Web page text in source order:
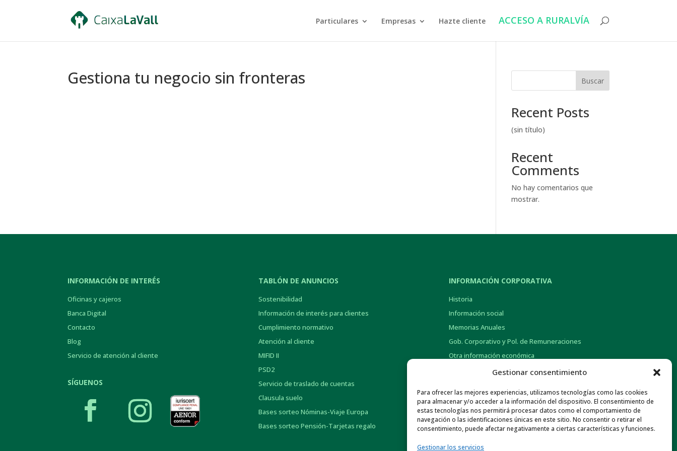
Gestionar consentimiento
Para ofrecer las mejores experiencias, utilizamos tecnologías como las cookies
para almacenar y/o acceder a la información del dispositivo. El consentimiento de
estas tecnologías nos permitirá procesar datos como el comportamiento de
navegación o las identificaciones únicas en este sitio. No consentir o retirar el
consentimiento, puede afectar negativamente a ciertas características y funciones.
Gestionar los servicios
Particulares Empresas Hazte cliente ACCESO A RURALVÍA
Gestiona tu negocio sin fronteras Buscar
Recent Posts
(sin título)
Recent
Comments
No hay comentarios que
mostrar.
INFORMACIÓN DE INTERÉS
Oficinas y cajeros
Banca Digital
Contacto
Blog
Servicio de atención al cliente
SÍGUENOS
TABLÓN DE ANUNCIOS
Sostenibilidad
Información de interés para clientes
Cumplimiento normativo
Atención al cliente
MIFID II
PSD2
Servicio de traslado de cuentas
Clausula suelo
Bases sorteo Nóminas-Viaje Europa
Bases sorteo Pensión-Tarjetas regalo
INFORMACIÓN CORPORATIVA
Historia
Información social
Memorias Anuales
Gob. Corporativo y Pol. de Remuneraciones
Otra información económica
Normativa de Interés